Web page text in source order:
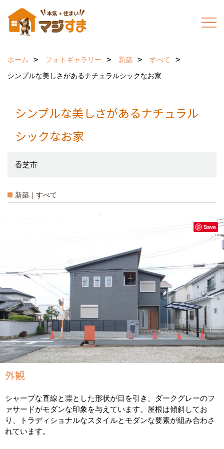
ホーム フォトギャラリー 新築
すべて
シンプルな美しさがあるナチュラルシックなお家
シンプルな美しさがあるナチュラル
シックなお家
香芝市
新築｜すべて
外観
シャープな直線と凛とした形状が目を引き、ダークグレーのフ
ァサードがモダンな印象を与えています。屋根は傾斜してお
り、トラディショナルなスタイルとモダンな要素が組み合わさ
れています。
Save